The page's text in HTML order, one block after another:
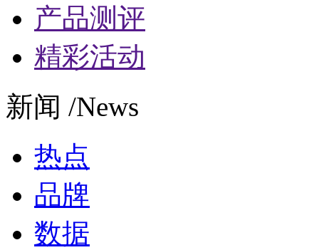
产品测评
精彩活动
新闻 /News
热点
品牌
数据